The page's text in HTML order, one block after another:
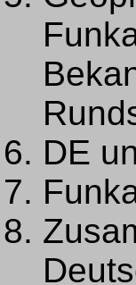
DE